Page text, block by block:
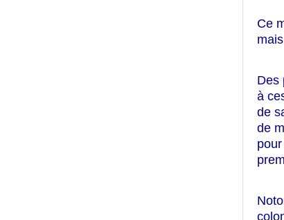
Ce
Des
à
de
de